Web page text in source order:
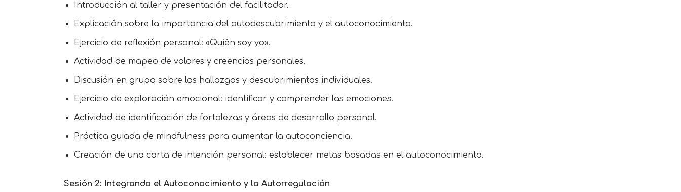
Introducción al taller y presentación del facilitador.
Explicación sobre la importancia del autodescubrimiento y el autoconocimiento.
Ejercicio de reflexión personal: «Quién soy yo».
Actividad de mapeo de valores y creencias personales.
Discusión en grupo sobre los hallazgos y descubrimientos individuales.
Ejercicio de exploración emocional: identificar y comprender las emociones.
Actividad de identificación de fortalezas y áreas de desarrollo personal.
Práctica guiada de mindfulness para aumentar la autoconciencia.
Creación de una carta de intención personal: establecer metas basadas en el autoconocimiento.
Sesión 2: Integrando el Autoconocimiento y la Autorregulación